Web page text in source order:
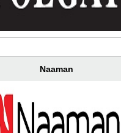
Naaman